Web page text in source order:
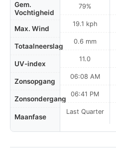
Gem.
Vochtigheid
Max. Wind
Totaalneerslag
UV-index
Zonsopgang
Zonsondergang
Maanfase
79%
19.1 kph
0.6 mm
11.0
06:08 AM
06:41 PM
Last Quarter